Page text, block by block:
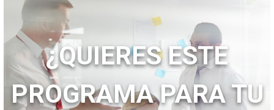
¿QUIERES ESTE
PROGRAMA PARA TU